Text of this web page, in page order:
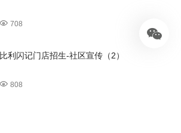
708
比利闪记门店招生-社区宣传（2）
808